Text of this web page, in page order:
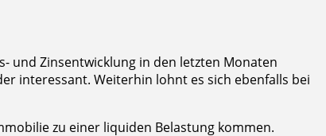
und Zinsentwicklung in den letzten Monaten
interessant. Weiterhin lohnt es sich ebenfalls bei
zu einer liquiden Belastung kommen.